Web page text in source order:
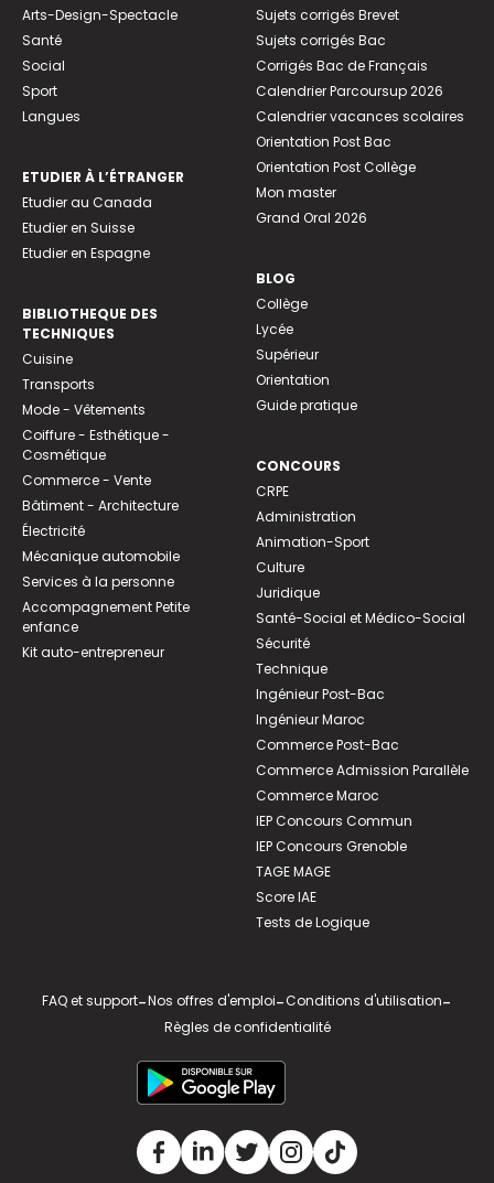
Arts-Design-Spectacle
Santé
Social
Sport
Langues
ETUDIER À L’ÉTRANGER
Etudier au Canada
Etudier en Suisse
Etudier en Espagne
BIBLIOTHEQUE DES
TECHNIQUES
Cuisine
Transports
Mode - Vêtements
Coiffure - Esthétique -
Cosmétique
Commerce - Vente
Bâtiment - Architecture
Électricité
Mécanique automobile
Services à la personne
Accompagnement Petite
enfance
Kit auto-entrepreneur
Sujets corrigés Brevet
Sujets corrigés Bac
Corrigés Bac de Français
Calendrier Parcoursup 2026
Calendrier vacances scolaires
Orientation Post Bac
Orientation Post Collège
Mon master
Grand Oral 2026
BLOG
Collège
Lycée
Supérieur
Orientation
Guide pratique
CONCOURS
CRPE
Administration
Animation-Sport
Culture
Juridique
Santé-Social et Médico-Social
Sécurité
Technique
Ingénieur Post-Bac
Ingénieur Maroc
Commerce Post-Bac
Commerce Admission Parallèle
Commerce Maroc
IEP Concours Commun
IEP Concours Grenoble
TAGE MAGE
Score IAE
Tests de Logique
FAQ et support-Nos offres d'emploi-Conditions d'utilisation-
Règles de confidentialité